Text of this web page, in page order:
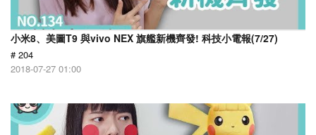
小米8、美圖T9 與vivo NEX 旗艦新機齊發! 科技小電報(7/27)
# 204
2018-07-27 01:00